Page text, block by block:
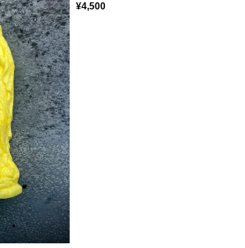
¥4,500